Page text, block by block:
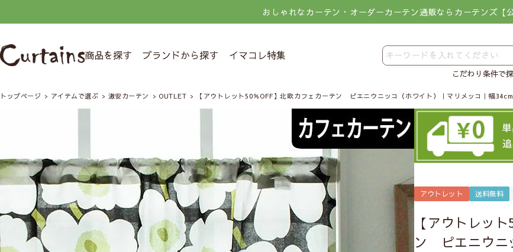
おしゃれなカーテン・オーダーカーテン通販ならカーテンズ【公
商品を探す ブランドから探す イマコレ特集
こだわり条件で
トップページ アイテムで選ぶ 激安カーテン OUTLET 【アウトレット50％OFF】北欧カフェカーテン ピエニウニッコ（ホワイト）｜マリメッコ｜幅
アウトレット 送料無料
【アウトレッ
ン ピエニウニ